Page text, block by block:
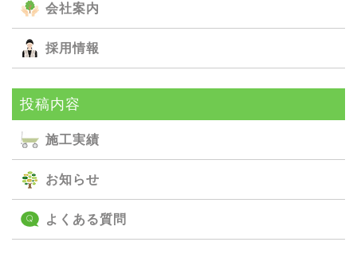
会社案内
採用情報
投稿内容
施⼯実績
お知らせ
よくある質問